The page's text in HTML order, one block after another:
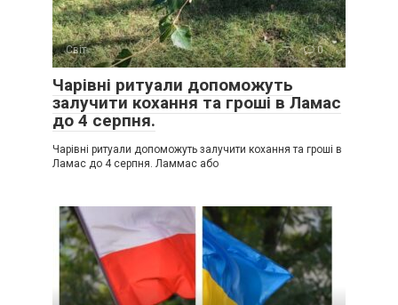
Світ 0
Чарівні ритуали допоможуть
залучити кохання та гроші в Ламас
до 4 серпня.
Чарівні ритуали допоможуть залучити кохання та гроші в
Ламас до 4 серпня. Ламмас або